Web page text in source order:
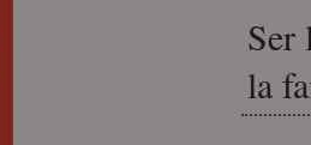
Ser
la